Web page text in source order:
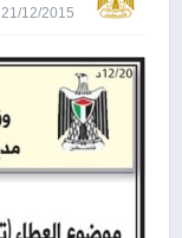
21/12/2015 09:22 صباحاً